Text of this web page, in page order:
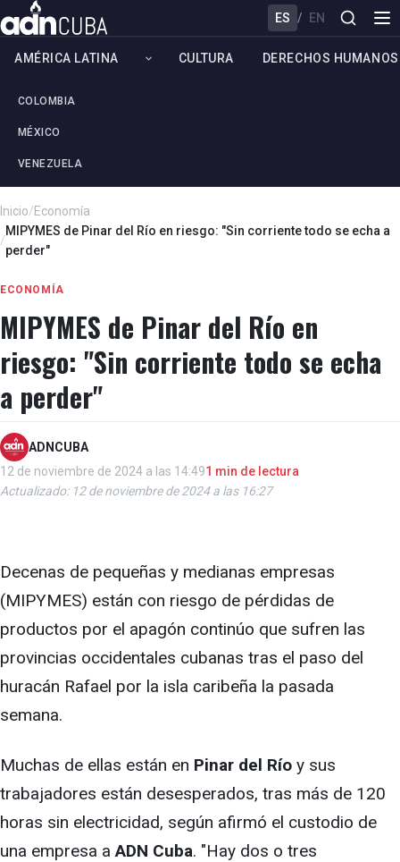
ES / EN
AMÉRICA LATINA
COLOMBIA
MÉXICO
VENEZUELA
CULTURA DERECHOS HUMANOS
Inicio/Economía
/
MIPYMES de Pinar del Río en riesgo: "Sin corriente todo se echa a
perder"
ECONOMÍA
MIPYMES de Pinar del Río en
riesgo: "Sin corriente todo se echa
a perder"
ADNCUBA
12 de noviembre de 2024 a las 14:491 min de lectura
Actualizado: 12 de noviembre de 2024 a las 16:27
Decenas de pequeñas y medianas empresas
(MIPYMES) están con riesgo de pérdidas de
productos por el apagón continúo que sufren las
provincias occidentales cubanas tras el paso del
huracán Rafael por la isla caribeña la pasada
semana.
Muchas de ellas están en Pinar del Río y sus
trabajadores están desesperados, tras más de 120
horas sin electricidad, según afirmó el custodio de
una empresa aADN Cuba. "Hay dos o tres